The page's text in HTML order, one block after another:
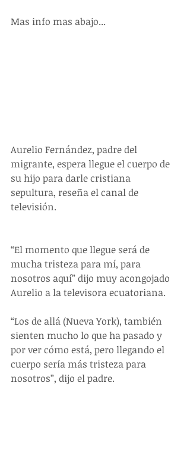
Mas info mas abajo...
Aurelio Fernández, padre del
migrante, espera llegue el cuerpo de
su hijo para darle cristiana
sepultura, reseña el canal de
televisión.
“El momento que llegue será de
mucha tristeza para mí, para
nosotros aquí” dijo muy acongojado
Aurelio a la televisora ecuatoriana.
“Los de allá (Nueva York), también
sienten mucho lo que ha pasado y
por ver cómo está, pero llegando el
cuerpo sería más tristeza para
nosotros”, dijo el padre.